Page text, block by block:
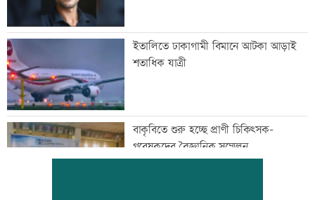
ইতালিতে ঢাকাগামী বিমানে আটকা আড়াই
শতাধিক যাত্রী
বাকৃবিতে শুরু হচ্ছে প্রাণী চিকিৎসক-
গবেষকদের বৈজ্ঞানিক সম্মেলন